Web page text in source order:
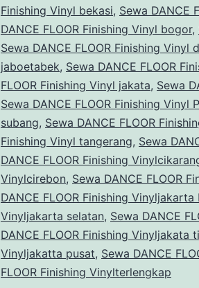
Finishing Vinyl bekasi, Sewa DANCE
DANCE FLOOR Finishing Vinyl bogor,
Sewa DANCE FLOOR Finishing Vinyl
jaboetabek, Sewa DANCE FLOOR
FLOOR Finishing Vinyl jakata, Sewa
Sewa DANCE FLOOR Finishing Vinyl
subang, Sewa DANCE FLOOR
Finishing Vinyl tangerang, Sewa
DANCE FLOOR Finishing
Vinylcirebon, Sewa DANCE FLOOR
DANCE FLOOR Finishing Vinyljakarta
Vinyljakarta selatan, Sewa DANCE
DANCE FLOOR Finishing Vinyljakata
Vinyljakatta pusat, Sewa DANCE
FLOOR Finishing Vinylterlengkap